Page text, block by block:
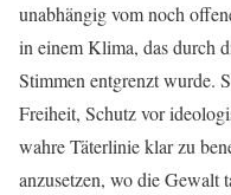
unabhängig vom noch
in einem Klima, das durch
Stimmen entgrenzt wurde.
Freiheit, Schutz vor
wahre Täterlinie klar zu
anzusetzen, wo die Gewalt